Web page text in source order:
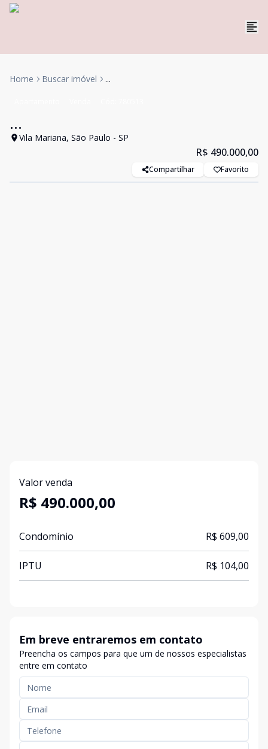
Home Buscar imóvel ...
...
Vila Mariana, São Paulo - SP
R$ 490.000,00
Compartilhar Favorito
Valor venda
R$ 490.000,00
Condomínio R$ 609,00
IPTU R$ 104,00
Em breve entraremos em contato
Preencha os campos para que um de nossos especialistas
entre em contato